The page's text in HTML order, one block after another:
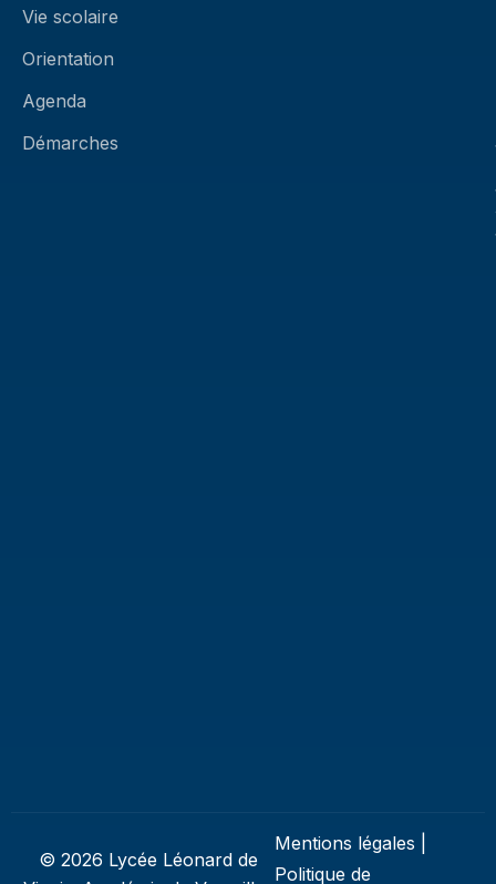
Vie scolaire
Orientation
Agenda
Démarches
© 2026 Lycée Léonard de
Mentions légales
Politique de